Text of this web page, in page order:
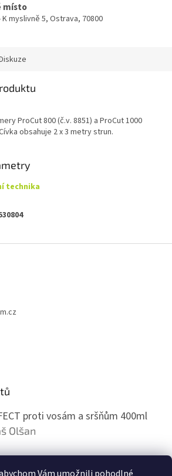
místo
myslivně 5, Ostrava, 70800
ProCut 800 (č.v. 8851) a ProCut 1000
obsahuje 2 x 3 metry strun.
technika
proti vosám a sršňům 400ml
produktu je 5 z 5 hvězdiček.
Olšan